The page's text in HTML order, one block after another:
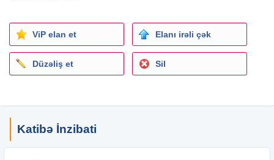
ViP elan et Elanı irəli çək
Düzəliş et Sil
Katibə İnzibati